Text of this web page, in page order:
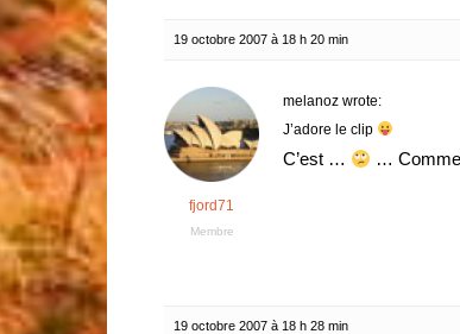
19 octobre 2007 à 18 h 20 min
fjord71
Membre
melanoz wrote:
J’adore le clip
C’est … …
19 octobre 2007 à 18 h 28 min